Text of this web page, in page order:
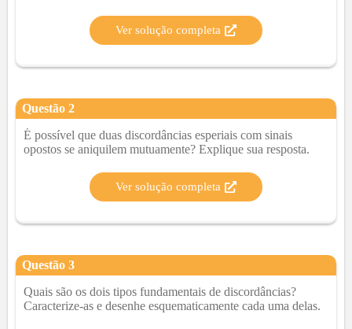
Ver solução completa
Questão 2
É possível que duas discordâncias esperiais com sinais
opostos se aniquilem mutuamente? Explique sua resposta.
Ver solução completa
Questão 3
Quais são os dois tipos fundamentais de discordâncias?
Caracterize-as e desenhe esquematicamente cada uma delas.